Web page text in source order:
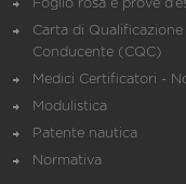
Foglio rosa e prove
Carta di Qualificazione
Conducente (CQC)
Medici Certificatori -
Modulistica
Patente nautica
Normativa